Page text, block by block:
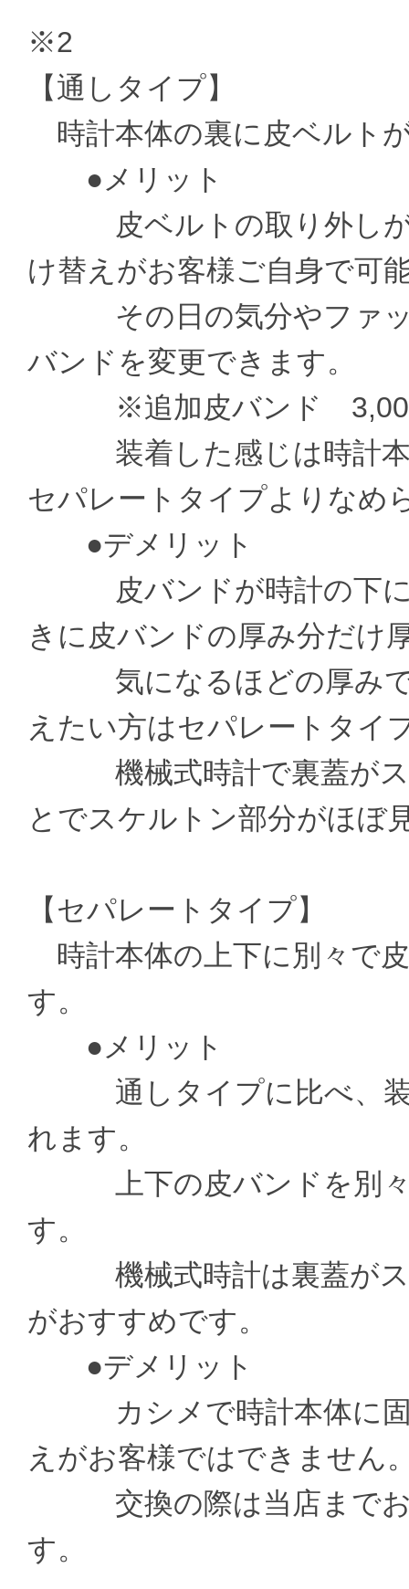
※2
【通しタイプ】
時計本体の裏に皮ベルト
●メリット
皮ベルトの取り外しが
け替えがお客様ご自身で可
その日の気分やファッ
バンドを変更できます。
※追加皮バンド 3,000
装着した感じは時計本
セパレートタイプよりなめ
●デメリット
皮バンドが時計の下に
きに皮バンドの厚み分だけ
気になるほどの厚みで
えたい方はセパレートタイ
機械式時計で裏蓋がス
とでスケルトン部分がほぼ
【セパレートタイプ】
時計本体の上下に別々で
す。
●メリット
通しタイプに比べ、装
れます。
上下の皮バンドを別々
す。
機械式時計は裏蓋がス
がおすすめです。
●デメリット
カシメで時計本体に固
えがお客様ではできません
交換の際は当店までお
す。